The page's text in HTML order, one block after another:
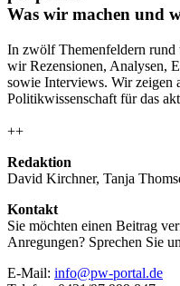
Was wir machen und
In zwölf Themenfeldern rund
wir Rezensionen, Analysen,
sowie Interviews. Wir zeigen
Politikwissenschaft für das
++
Redaktion
David Kirchner, Tanja
Kontakt
Sie möchten einen Beitrag
Anregungen? Sprechen Sie
E-Mail: info@pw-portal.de